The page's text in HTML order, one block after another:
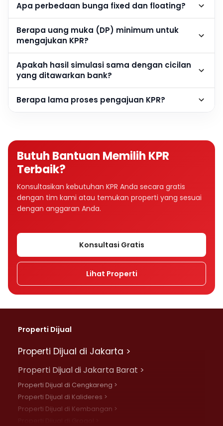
Apa perbedaan bunga fixed dan floating?
Berapa uang muka (DP) minimum untuk
mengajukan KPR?
Apakah hasil simulasi sama dengan cicilan
yang ditawarkan bank?
Berapa lama proses pengajuan KPR?
Butuh Bantuan Memilih KPR
Terbaik?
Konsultasikan kebutuhan KPR Anda secara gratis
dengan tim kami atau temukan properti yang sesuai
dengan anggaran Anda.
Konsultasi Gratis
Lihat Properti
Properti Dijual
Properti Dijual di Jakarta >
Properti Dijual di Jakarta Barat >
Properti Dijual di Cengkareng >
Properti Dijual di Kalideres >
Properti Dijual di Kembangan >